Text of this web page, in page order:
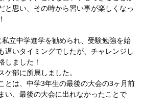
と思い、その時から習い事が楽しくなっ
立中学進学を勧められ、受験勉強を始
遅いタイミングでしたが、チャレンジし
しました！
部に所属しました。
とは、中学3年生の最後の大会の3ヶ月前
い、最後の大会に出れなかったことで